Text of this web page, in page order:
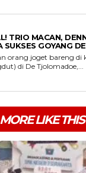
TRIO MACAN,
SUKSES GOYANG
orang joget bareng di
di De Tjolomadoe,...
MORE LIKE THIS